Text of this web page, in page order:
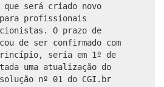
será criado novo
para profissionais
O prazo de
de ser confirmado com
princípio, seria em 1º de
uma atualização do
nº 01 do CGI.br